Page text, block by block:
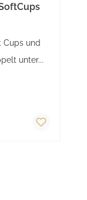
Cups und
unter...